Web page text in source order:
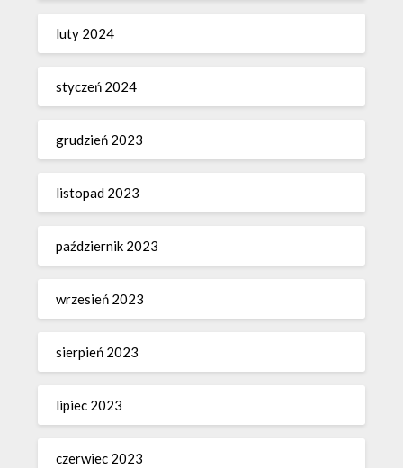
luty 2024
styczeń 2024
grudzień 2023
listopad 2023
październik 2023
wrzesień 2023
sierpień 2023
lipiec 2023
czerwiec 2023